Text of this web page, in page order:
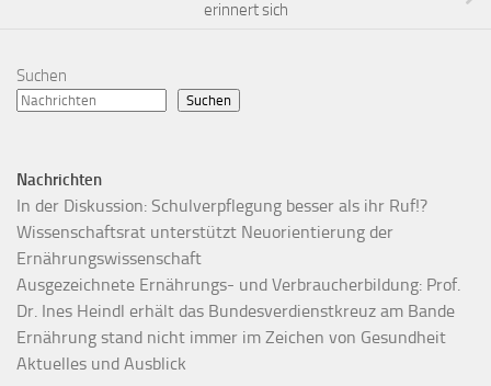
erinnert sich
Suchen
Suchen
Nachrichten
In der Diskussion: Schulverpflegung besser als ihr Ruf!?
Wissenschaftsrat unterstützt Neuorientierung der
Ernährungswissenschaft
Ausgezeichnete Ernährungs- und Verbraucherbildung: Prof.
Dr. Ines Heindl erhält das Bundesverdienstkreuz am Bande
Ernährung stand nicht immer im Zeichen von Gesundheit
Aktuelles und Ausblick